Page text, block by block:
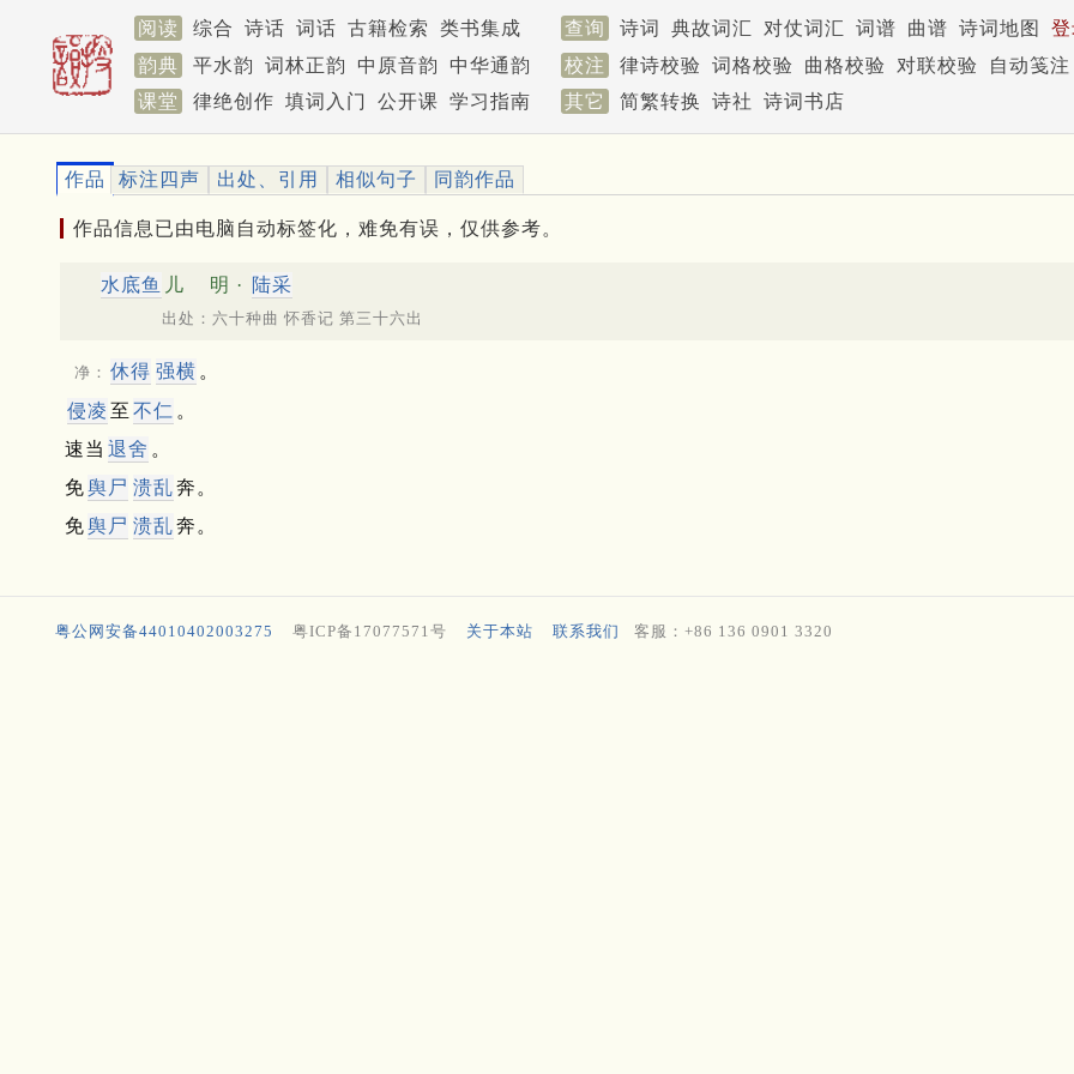
阅读 综合 诗话 词话 古籍检索 类书集成 查询 诗词 典故词汇 对仗词汇 词谱 曲谱 诗词地图
韵典
平水韵 词林正韵 中原音韵 中华通韵 校注 律诗校验 词格校验 曲格校验 对联校验
自动笺注
课堂
律绝创作 填词入门 公开课 学习指南 其它 简繁转换 诗社 诗词书店
作品 标注四声 出处、引用 相似句子 同韵作品
作品信息已由电脑自动标签化，难免有误，仅供参考。
水底鱼 儿 明 · 陆采
出处：六十种曲 怀香记 第三十六出
净： 休得 强横 。
侵凌 至 不仁 。
速当 退舍 。
免舆尸 溃乱奔。
免舆尸 溃乱奔。
粤公网安备44010402003275 粤ICP备17077571号 关于本站 联系我们 客服：+86 136 0901 3320